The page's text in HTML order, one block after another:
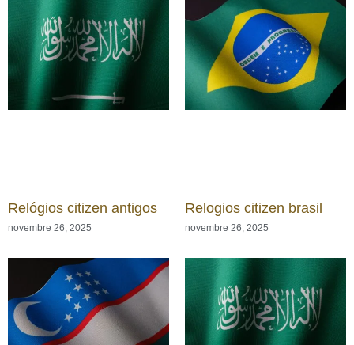
Relógios citizen antigos
novembre 26, 2025
Relogios citizen brasil
novembre 26, 2025